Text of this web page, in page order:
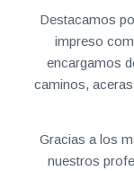
Destacamos
impreso
encargamos
caminos,
Gracias a los
nuestros